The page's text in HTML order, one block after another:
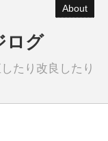
About
ログ
たり改良したり